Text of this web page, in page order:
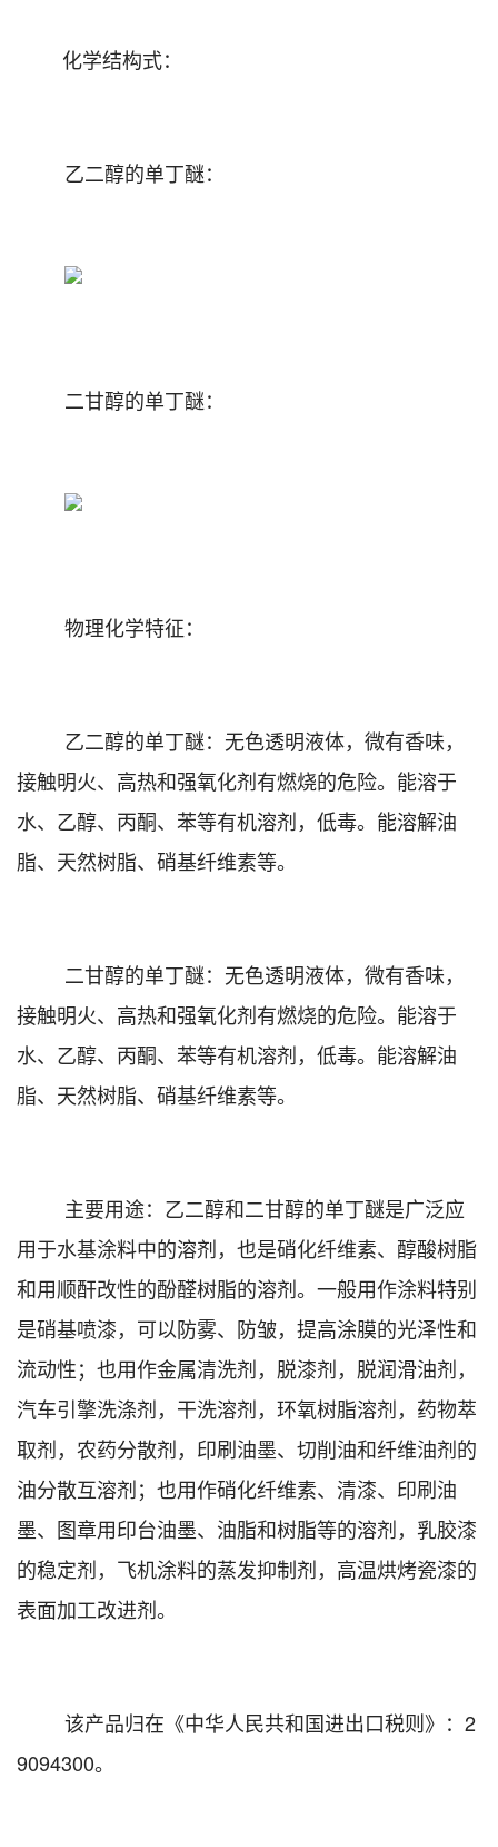
化学结构式：
乙二醇的单丁醚：
二甘醇的单丁醚：
物理化学特征：
乙二醇的单丁醚：无色透明液体，微有香味，
接触明火、高热和强氧化剂有燃烧的危险。能溶于
水、乙醇、丙酮、苯等有机溶剂，低毒。能溶解油
脂、天然树脂、硝基纤维素等。
二甘醇的单丁醚：无色透明液体，微有香味，
接触明火、高热和强氧化剂有燃烧的危险。能溶于
水、乙醇、丙酮、苯等有机溶剂，低毒。能溶解油
脂、天然树脂、硝基纤维素等。
主要用途： 乙二醇和二甘醇的单丁醚是广泛应
用于水基涂料中的溶剂，也是硝化纤维素、醇酸树脂
和用顺酐改性的酚醛树脂的溶剂。一般用作涂料特别
是硝基喷漆，可以防雾、防皱，提高涂膜的光泽性和
流动性；也用作金属清洗剂，脱漆剂，脱润滑油剂，
汽车引擎洗涤剂，干洗溶剂，环氧树脂溶剂，药物萃
取剂，农药分散剂，印刷油墨、切削油和纤维油剂的
油分散互溶剂；也用作硝化纤维素、清漆、印刷油
墨、图章用印台油墨、油脂和树脂等的溶剂，乳胶漆
的稳定剂，飞机涂料的蒸发抑制剂，高温烘烤瓷漆的
表面加工改进剂。
该产品归在《中华人民共和国进出口税则》： 2
9094300。